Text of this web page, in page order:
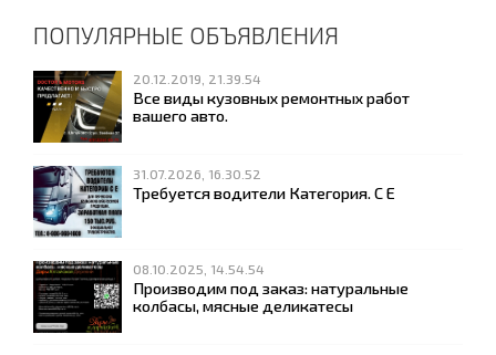
ПОПУЛЯРНЫЕ ОБЪЯВЛЕНИЯ
20.12.2019, 21.39.54
Все виды кузовных ремонтных работ
вашего авто.
31.07.2026, 16.30.52
Требуется водители Категория. С Е
08.10.2025, 14.54.54
Производим под заказ: натуральные
колбасы, мясные деликатесы